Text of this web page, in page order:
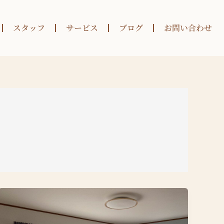
スタッフ サービス ブログ お問い合わせ